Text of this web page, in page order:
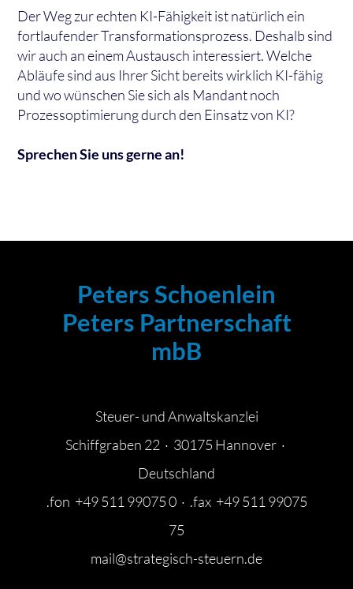
Der Weg zur echten KI-Fähigkeit ist natürlich ein
fortlaufender Transformationsprozess. Deshalb sind
wir auch an einem Austausch interessiert. Welche
Abläufe sind aus Ihrer Sicht bereits wirklich KI-fähig
und wo wünschen Sie sich als Mandant noch
Prozessoptimierung durch den Einsatz von KI?
Sprechen Sie uns gerne an!
Peters Schoenlein
Peters Partnerschaft
mbB
Steuer- und Anwaltskanzlei
Schiffgraben 22 · 30175 Hannover ·
Deutschland
.fon +49 511 99075 0 · .fax +49 511 99075
75
mail@strategisch-steuern.de